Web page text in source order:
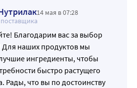
14 мая в 07:28
Благодарим вас за выбор
наших продуктов мы
ингредиенты, чтобы
быстро растущего
Рады, что вы по достоинству